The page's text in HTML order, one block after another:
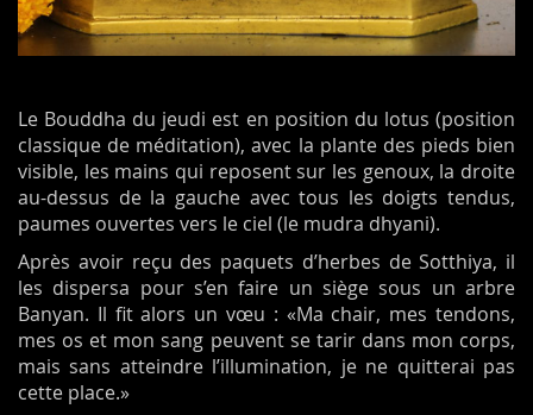
Le Bouddha du jeudi est en position du lotus (position
classique de méditation), avec la plante des pieds bien
visible, les mains qui reposent sur les genoux, la droite
au-dessus de la gauche avec tous les doigts tendus,
paumes ouvertes vers le ciel (le mudra dhyani).
Après avoir reçu des paquets d’herbes de Sotthiya, il
les dispersa pour s’en faire un siège sous un arbre
Banyan. Il fit alors un vœu : «Ma chair, mes tendons,
mes os et mon sang peuvent se tarir dans mon corps,
mais sans atteindre l’illumination, je ne quitterai pas
cette place.»